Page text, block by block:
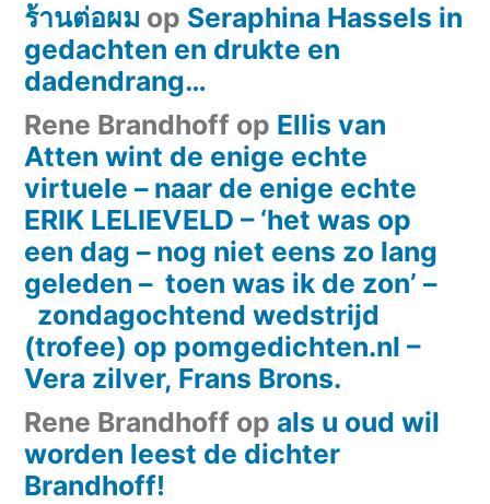
ร้านต่อผม op Seraphina Hassels in
gedachten en drukte en
dadendrang…
Rene Brandhoff op Ellis van
Atten wint de enige echte
virtuele – naar de enige echte
ERIK LELIEVELD – ‘het was op
een dag – nog niet eens zo lang
geleden – toen was ik de zon’ –
zondagochtend wedstrijd
(trofee) op pomgedichten.nl –
Vera zilver, Frans Brons.
Rene Brandhoff op als u oud wil
worden leest de dichter
Brandhoff!